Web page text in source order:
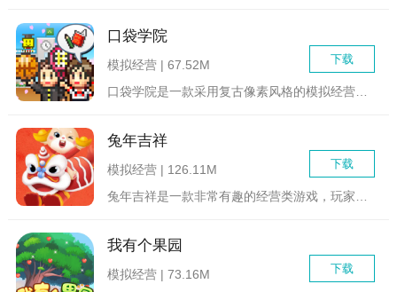
口袋学院
下载
模拟经营 | 67.52M
兔年吉祥
下载
模拟经营 | 126.11M
我有个果园
下载
模拟经营 | 73.16M